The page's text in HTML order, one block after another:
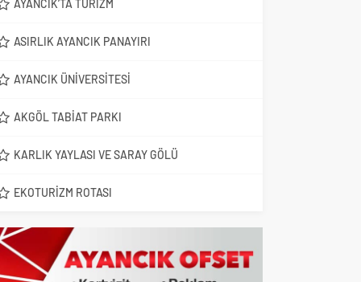
AYANCIK’TA TURIZM
ASIRLIK AYANCIK PANAYIRI
AYANCIK ÜNIVERSITESI
AKGÖL TABIAT PARKI
KARLIK YAYLASI VE SARAY GÖLÜ
EKOTURIZM ROTASI